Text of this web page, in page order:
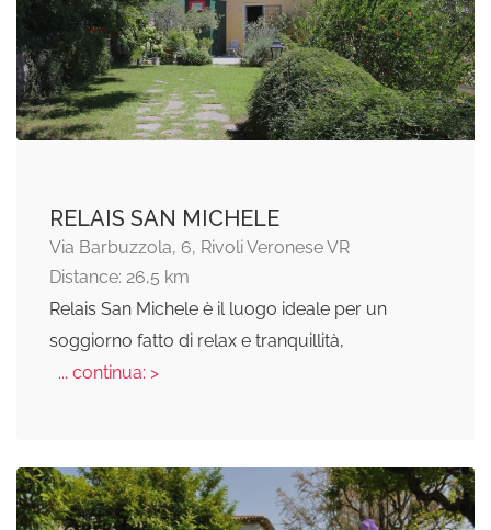
RELAIS SAN MICHELE
Via Barbuzzola, 6, Rivoli Veronese VR
Distance: 26,5 km
Relais San Michele è il luogo ideale per un
soggiorno fatto di relax e tranquillità,
... continua: >